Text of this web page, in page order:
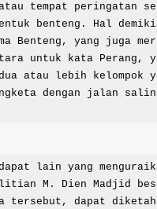
atau tempat peringatan
benteng. Hal
Benteng, yang juga
untuk kata
atau lebih
dengan jalan
M. Dien Madjid
tersebut, dapat